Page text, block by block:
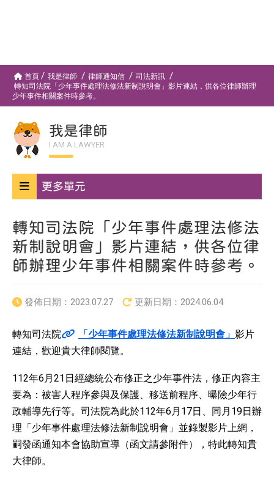
首頁 我是律師 律師通知信
司法新訊
轉知司法院「少年事件處理法修法新制說明會」影片連結，供各位律師辦理
少年事件相關案件時參考。
我是律師
I AM A LAWYER
更多單元
轉知司法院「少年事件處理法修法
新制說明會」影片連結，供各位律
師辦理少年事件相關案件時參考。
發佈日期： 2023.07.27 更新日期： 2024.06.04
轉知司法院 「少年事件處理法修法新制說明會」 影片
連結，歡迎貴大律師閱覽。
112年6月21日經總統公布修正之少年事件法，修正內容主
要為：被害人程序參與及保護、移送前程序、曝險少年行
政輔導先行等。司法院為此於112年6月17日、同月19日辦
理「少年事件處理法修法新制說明會」並錄製影片上網，
嗣發函通知本會協助宣導（函文請參附件），特此轉知貴
大律師。